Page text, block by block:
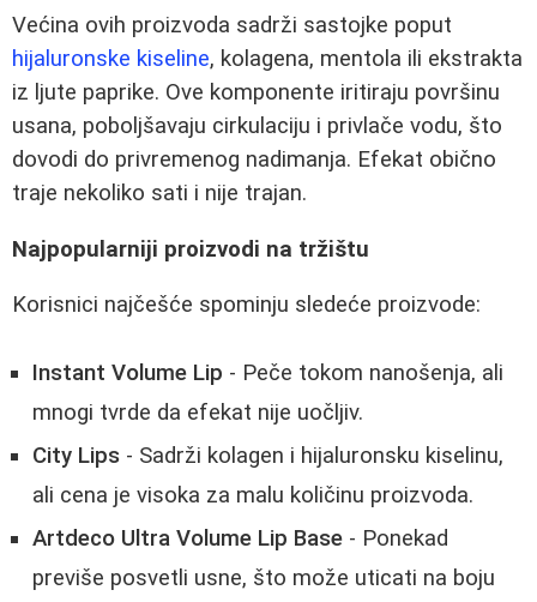
Većina ovih proizvoda sadrži sastojke poput
hijaluronske kiseline, kolagena, mentola ili ekstrakta
iz ljute paprike. Ove komponente iritiraju površinu
usana, poboljšavaju cirkulaciju i privlače vodu, što
dovodi do privremenog nadimanja. Efekat obično
traje nekoliko sati i nije trajan.
Najpopularniji proizvodi na tržištu
Korisnici najčešće spominju sledeće proizvode:
Instant Volume Lip - Peče tokom nanošenja, ali
mnogi tvrde da efekat nije uočljiv.
City Lips - Sadrži kolagen i hijaluronsku kiselinu,
ali cena je visoka za malu količinu proizvoda.
Artdeco Ultra Volume Lip Base - Ponekad
previše posvetli usne, što može uticati na boju